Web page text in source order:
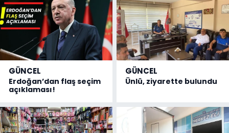
GÜNCEL
Erdoğan’dan flaş seçim
açıklaması!
GÜNCEL
Ünlü, ziyarette bulundu